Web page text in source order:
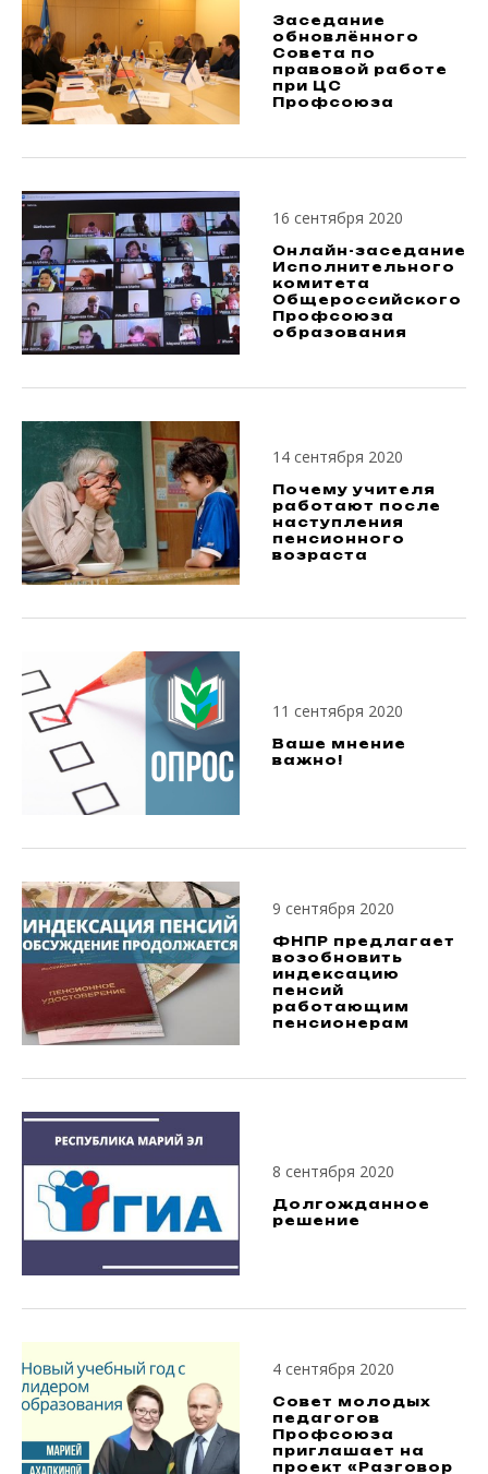
Заседание
обновлённого
Совета по
правовой работе
при ЦС
Профсоюза
16 сентября 2020
Онлайн-заседание
Исполнительного
комитета
Общероссийского
Профсоюза
образования
14 сентября 2020
Почему учителя
работают после
наступления
пенсионного
возраста
11 сентября 2020
Ваше мнение
важно!
9 сентября 2020
ФНПР предлагает
возобновить
индексацию
пенсий
работающим
пенсионерам
8 сентября 2020
Долгожданное
решение
4 сентября 2020
Совет молодых
педагогов
Профсоюза
приглашает на
проект «Разговор